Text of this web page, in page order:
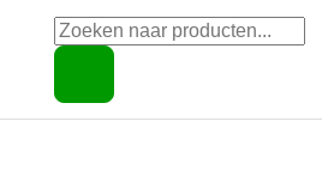
Producten
zoeken